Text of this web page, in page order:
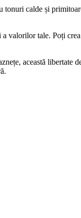
calde și
valorilor tale. Poți
această libertate